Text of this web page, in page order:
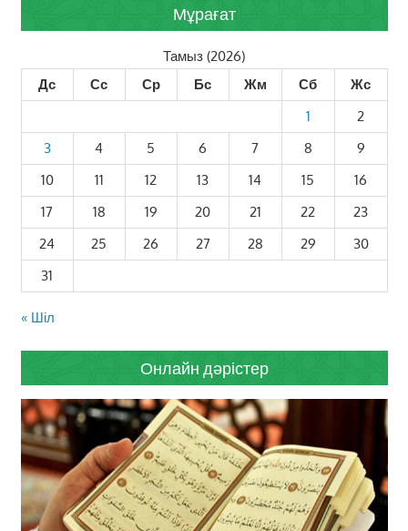
Мұрағат
Тамыз (2026)
Дс
Сс Ср Бс Жм Сб
Жс
1
2
3
4 5 6 7 8
9
10
11 12 13 14 15
16
17
18 19 20 21 22
23
24
25 26 27 28 29
30
31
« Шіл
Онлайн дәрістер